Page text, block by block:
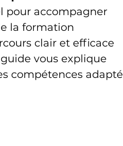
pour accompagner
la formation
clair et efficace
vous explique
compétences adapté